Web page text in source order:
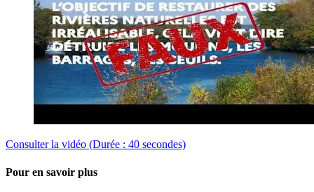
Consulter la vidéo (Durée : 40 secondes)
Pour en savoir plus